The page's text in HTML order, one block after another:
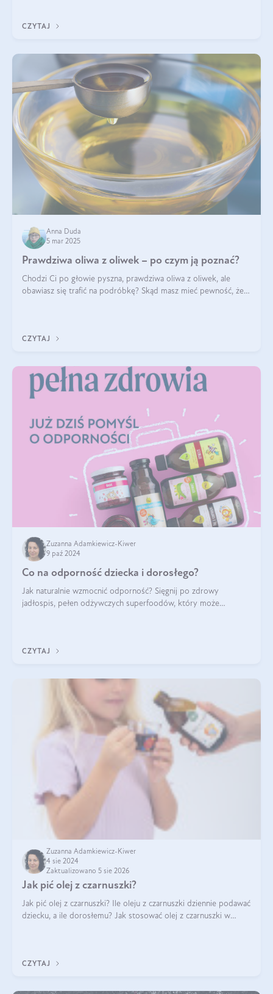
CZYTAJ
Anna Duda
5 mar 2025
Prawdziwa oliwa z oliwek – po czym ją poznać?
Chodzi Ci po głowie pyszna, prawdziwa oliwa z oliwek, ale
obawiasz się trafić na podróbkę? Skąd masz mieć pewność, że
CZYTAJ
Zuzanna Adamkiewicz-Kiwer
9 paź 2024
Co na odporność dziecka i dorosłego?
Jak naturalnie wzmocnić odporność? Sięgnij po zdrowy
jadłospis, pełen odżywczych superfoodów, który może
CZYTAJ
Zuzanna Adamkiewicz-Kiwer
4 sie 2024
Zaktualizowano 5 sie 2026
Jak pić olej z czarnuszki?
Jak pić olej z czarnuszki? Ile oleju z czarnuszki dziennie podawać
dziecku, a ile dorosłemu? Jak stosować olej z czarnuszki w
CZYTAJ